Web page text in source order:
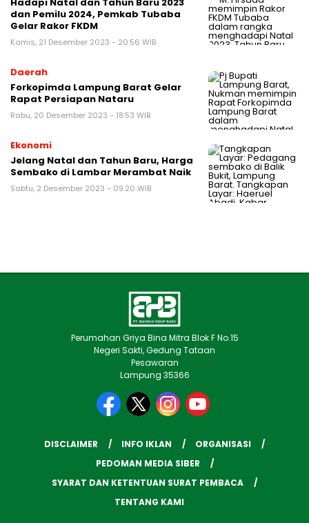
Hadapi Natal dan Tahun Baru 2023
dan Pemilu 2024, Pemkab Tubaba
Gelar Rakor FKDM
Kamis, 21 Desember 2023 - 20:56 WIB
Daerah
Forkopimda Lampung Barat Gelar
Rapat Persiapan Nataru
Rabu, 20 Desember 2023 - 18:53 WIB
Ekonomi
Jelang Natal dan Tahun Baru, Harga
Sembako di Lambar Merambat Naik
Sabtu, 2 Desember 2023 - 09:20 WIB
Perumahan Griya Bina Mitra Blok F No.15
Negeri Sakti, Gedung Tataan
Pesawaran
Lampung 35366
DISCLAIMER INFO IKLAN
ORGANISASI
PEDOMAN MEDIA SIBER
SYARAT DAN KETENTUAN SURAT PEMBACA
TENTANG KAMI